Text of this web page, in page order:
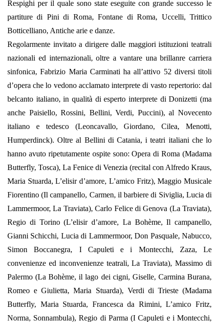
Respighi per il quale sono state eseguite con grande successo le
partiture di Pini di Roma, Fontane di Roma, Uccelli, Trittico
Botticelliano, Antiche arie e danze.
Regolarmente invitato a dirigere dalle maggiori istituzioni teatrali
nazionali ed internazionali, oltre a vantare una brillanre carriera
sinfonica, Fabrizio Maria Carminati ha all’attivo 52 diversi titoli
d’opera che lo vedono acclamato interprete di vasto repertorio: dal
belcanto italiano, in qualità di esperto interprete di Donizetti (ma
anche Paisiello, Rossini, Bellini, Verdi, Puccini), al Novecento
italiano e tedesco (Leoncavallo, Giordano, Cilea, Menotti,
Humperdinck).Oltre al Bellini di Catania, i teatri italiani che lo
hanno avuto ripetutamente ospite sono: Opera di Roma (Madama
Butterfly, Tosca), La Fenice di Venezia (recital con Alfredo Kraus,
Maria Stuarda, L’elisir d’amore, L’amico Fritz), Maggio Musicale
Fiorentino (Il campanello, Carmen, il barbiere di Siviglia, Lucia di
Lammermoor, La Traviata), Carlo Felice di Genova (La Traviata),
Regio di Torino (L’elisir d’amore, La Bohème, Il campanello,
Gianni Schicchi, Lucia di Lammermoor, Don Pasquale, Nabucco,
Simon Boccanegra, I Capuleti e i Montecchi, Zaza, Le
convenienze ed inconvenienze teatrali, La Traviata), Massimo di
Palermo (La Bohème, il lago dei cigni, Giselle, Carmina Burana,
Romeo e Giulietta, Maria Stuarda), Verdi di Trieste (Madama
Butterfly, Maria Stuarda, Francesca da Rimini, L’amico Fritz,
Norma, Sonnambula), Regio di Parma (I Capuleti e i Montecchi,